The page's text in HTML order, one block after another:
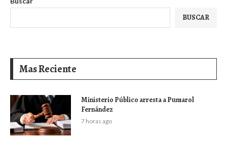
BUSCAR
Mas Reciente
Ministerio Público arresta a Pumarol
Fernández
7 horas ago